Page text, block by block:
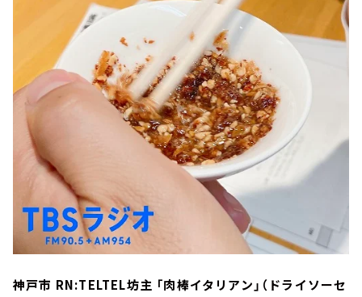
神戸市 RN:TELTEL坊主 「肉棒イタリアン」（ドライソーセ